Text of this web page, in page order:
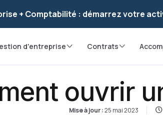
revoir ! Votre démarchea été
+ Comptabilité : démarrez votre
d'entreprise Contrats
ouvrir
Mise à jour :25 mai 2023